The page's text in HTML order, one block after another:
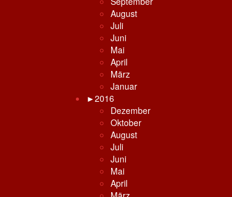
August
Juli
Juni
Mai
April
März
Januar
►2016
Dezember
Oktober
August
Juli
Juni
Mai
April